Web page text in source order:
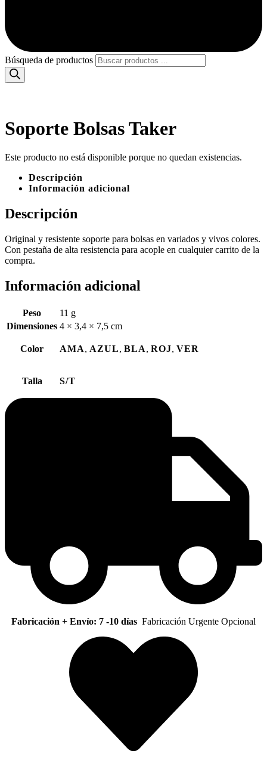
Búsqueda de productos
Soporte Bolsas Taker
Este producto no está disponible porque no quedan existencias.
Descripción
Información adicional
Descripción
Original y resistente soporte para bolsas en variados y vivos colores.
Con pestaña de alta resistencia para acople en cualquier carrito de la
compra.
Información adicional
Peso
11 g
Dimensiones 4 × 3,4 × 7,5 cm
Color AMA, AZUL, BLA, ROJ, VER
Talla S/T
Fabricación + Envío: 7 -10 días Fabricación Urgente Opcional